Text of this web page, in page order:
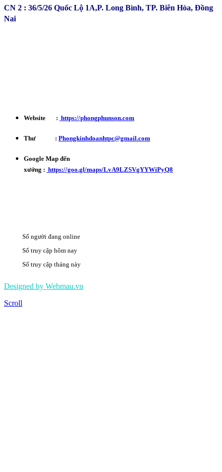
CN 2 : 36/5/26 Quốc Lộ 1A,P. Long Bình, TP. Biên Hòa, Đồng
Nai
Website : https://phongphunson.com
Thư : Phongkinhdoanhtpc@gmail.com
Google Map đến
xưởng : https://goo.gl/maps/LvA9LZSVgYYWiPyQ8
Số người đang online
Số truy cập hôm nay
Số truy cập tháng này
Designed by Webmau.vn
Scroll